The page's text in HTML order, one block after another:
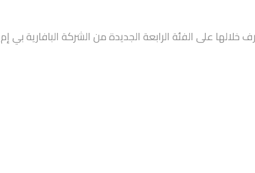
على الفئة الرابعة الجديدة من الشركة البافارية بي إم